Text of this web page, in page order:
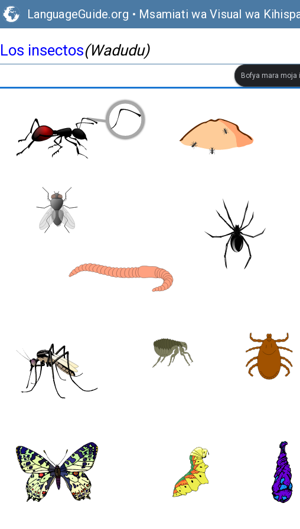
LanguageGuide.org • Msamiati wa Visual wa
Los insectos(Wadudu)
Bofya mara